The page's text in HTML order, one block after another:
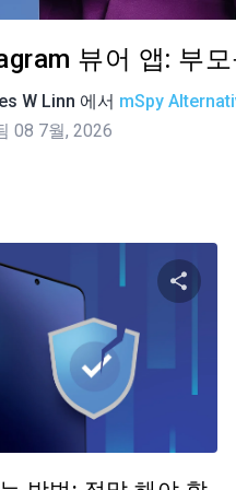
뷰어 앱: 부
W Linn 에서 mSpy
08 7월, 2026